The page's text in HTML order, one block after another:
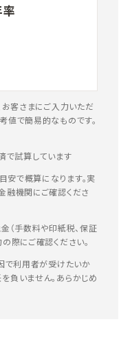
客さまにご入力いただ
値で簡易的なものです。
で試算しています
安で概算になります。実
融機関にご確認くださ
（手数料や印紙税、保証
際にご確認ください。
で利用者が受けたいか
負いません。あらかじめ